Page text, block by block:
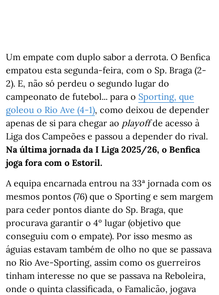
Um empate com duplo sabor a derrota. O Benfica
empatou esta segunda-feira, com o Sp. Braga (2-
2). E, não só perdeu o segundo lugar do
campeonato de futebol... para o Sporting, que
goleou o Rio Ave (4-1), como deixou de depender
apenas de si para chegar ao playoffde acesso à
Liga dos Campeões e passou a depender do rival.
Na última jornada da I Liga 2025/26, o Benfica
joga fora com o Estoril.
A equipa encarnada entrou na 33ª jornada com os
mesmos pontos (76) que o Sporting e sem margem
para ceder pontos diante do Sp. Braga, que
procurava garantir o 4º lugar (objetivo que
conseguiu com o empate). Por isso mesmo as
águias estavam também de olho no que se passava
no Rio Ave-Sporting, assim como os guerreiros
tinham interesse no que se passava na Reboleira,
onde o quinta classificada, o Famalicão, jogava